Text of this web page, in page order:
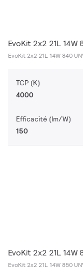
EvoKit 2x2 21L 14W
EvoKit 2x2 21L 14W 840
TCP (K)
4000
Efficacité (lm/W)
150
EvoKit 2x2 21L 14W
EvoKit 2x2 21L 14W 850